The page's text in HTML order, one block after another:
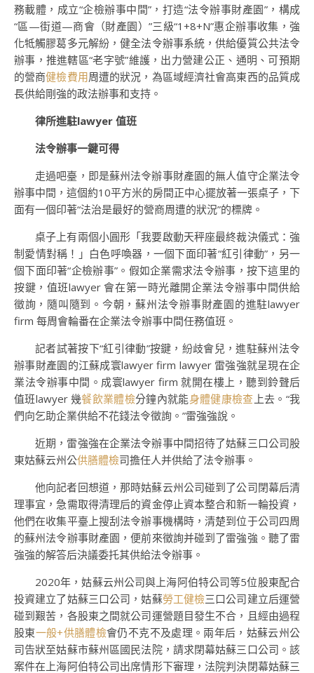
務載體，成立“企檢辦事中間”，打造“法令辦事財產園”，構成
“區—街道—商會（財產園）”三級“1+8+N”惠企辦事收集，強
化牴觸膠葛多元解紛，健全法令辦事系統，供給優質公共法令
辦事，推進轄區“老字號”維護，出力營建公正、通明、可預期
的營商健檢費用周遭的狀況，為區域經濟社會高東西的品質成
長供給剛強的政法辦事和支持。
律所進駐lawyer 值班
法令辦事一鍵可得
走過吧臺，即是蘇州法令辦事財產園的無人值守企業法令
辦事中間，這個約10平方米的房間正中心擺放著一張桌子，下
面有一個印著“法治是最好的營商周遭的狀況”的標牌。
桌子上有兩個小圓形「我要啟動天秤座最終裁決儀式：強
制愛情對稱！」白色呼喚器，一個下面印著“紅引律動”，另一
個下面印著“企檢辦事”。假如企業需求法令辦事，按下這里的
按鍵，值班lawyer 會在第一時光離開企業法令辦事中間供給
徵詢，隨叫隨到。今朝，蘇州法令辦事財產園的進駐lawyer
firm 每周會輪番在企業法令辦事中間任務值班。
記者試著按下“紅引律動”按鍵，紛歧會兒，進駐蘇州法令
辦事財產園的江蘇成寰lawyer firm lawyer 雷強強就呈現在企
業法令辦事中間。成寰lawyer firm 就開在樓上，聽到鈴聲后
值班lawyer 幾餐飲業體檢分鐘內就能身體健康檢查 上去。“我
們向乞助企業供給不花錢法令徵詢。”雷強強說。
近期，雷強強在企業法令辦事中間招待了姑蘇三口公司股
東姑蘇云州公供膳體檢司擔任人并供給了法令辦事。
他向記者回想道，那時姑蘇云州公司碰到了公司閉幕后清
理事宜，急需取得清理后的資金停止資本整合和新一輪投資，
他們在收集平臺上搜刮法令辦事機構時，清楚到位于公司四周
的蘇州法令辦事財產園，便前來徵詢并碰到了雷強強。聽了雷
強強的解答后決議委托其供給法令辦事。
2020年，姑蘇云州公司與上海阿伯特公司等5位股東配合
投資建立了姑蘇三口公司，姑蘇勞工健檢三口公司建立后運營
碰到艱苦，各股東之間就公司運營題目發生不合，且經由過程
股東一般+供膳體檢會仍不克不及處理。兩年后，姑蘇云州公
司告狀至姑蘇市蘇州區國民法院，請求閉幕姑蘇三口公司。該
案件在上海阿伯特公司出席情形下審理，法院判決閉幕姑蘇三